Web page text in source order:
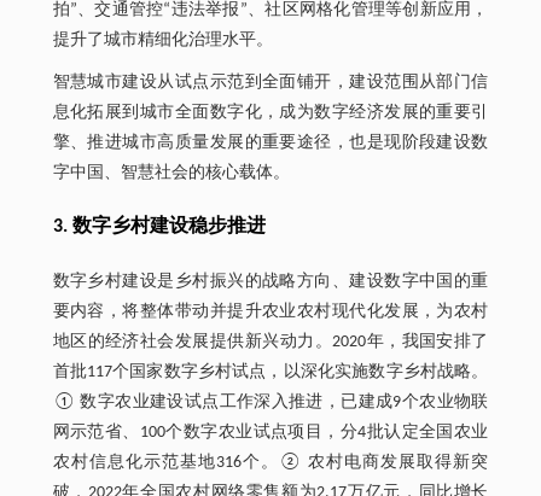
拍”、交通管控“违法举报”、社区网格化管理等创新应用，
提升了城市精细化治理水平。
智慧城市建设从试点示范到全面铺开，建设范围从部门信
息化拓展到城市全面数字化，成为数字经济发展的重要引
擎、推进城市高质量发展的重要途径，也是现阶段建设数
字中国、智慧社会的核心载体。
3. 数字乡村建设稳步推进
数字乡村建设是乡村振兴的战略方向、建设数字中国的重
要内容，将整体带动并提升农业农村现代化发展，为农村
地区的经济社会发展提供新兴动力。2020年，我国安排了
首批117个国家数字乡村试点，以深化实施数字乡村战略。
① 数字农业建设试点工作深入推进，已建成9个农业物联
网示范省、100个数字农业试点项目，分4批认定全国农业
农村信息化示范基地316个。② 农村电商发展取得新突